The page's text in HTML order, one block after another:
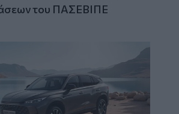
του ΠΑΣΕΒΙΠΕ